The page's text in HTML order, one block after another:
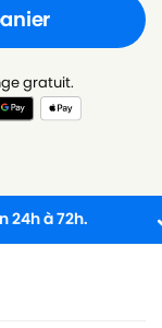
gratuit.
72h.